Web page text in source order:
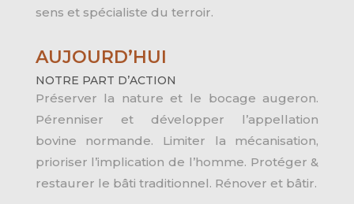
sens et spécialiste du terroir.
AUJOURD’HUI
NOTRE PART D’ACTION
Préserver la nature et le bocage augeron.
Pérenniser et développer l’appellation
bovine normande. Limiter la mécanisation,
prioriser l’implication de l’homme. Protéger &
restaurer le bâti traditionnel. Rénover et bâtir.